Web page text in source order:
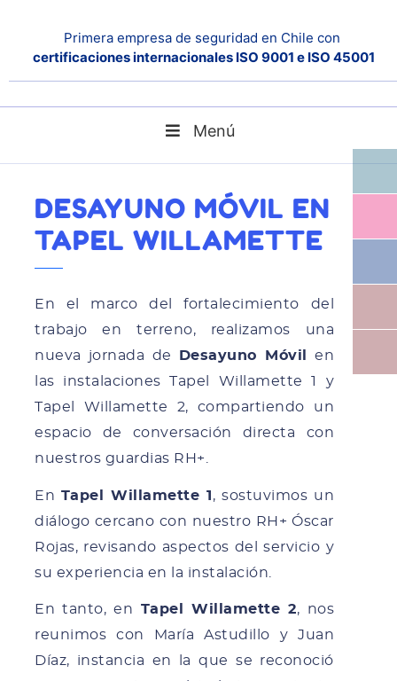
Primera empresa de seguridad en Chile con
certificaciones internacionales ISO 9001 e ISO 45001
Menú
Desayuno Móvil en Tapel Willamette
DESAYUNO MÓVIL EN
TAPEL WILLAMETTE
En el marco del fortalecimiento del
trabajo en terreno, realizamos una
nueva jornada de
Desayuno Móvil
en
las instalaciones Tapel Willamette 1 y
Tapel Willamette 2, compartiendo un
espacio de conversación directa con
nuestros guardias RH+.
En Tapel Willamette 1, sostuvimos un
diálogo cercano con nuestro RH+ Óscar
Rojas, revisando aspectos del servicio y
su experiencia en la instalación.
En tanto, en Tapel Willamette 2, nos
reunimos con María Astudillo y Juan
Díaz, instancia en la que se reconoció